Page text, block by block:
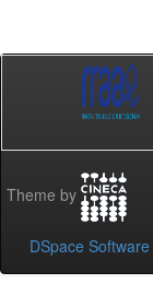
Theme by
DSpace Software